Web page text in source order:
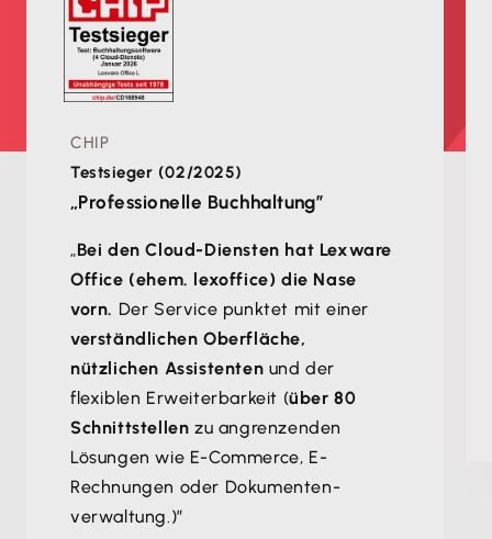
CHIP
Testsieger (02/2025)
„Professionelle Buchhaltung”
„Bei den Cloud-Diensten hat Lexware
Office (ehem. lexoffice) die Nase
vorn. Der Service punktet mit einer
verständlichen Oberfläche,
nützlichen Assistenten und der
flexiblen Erweiterbarkeit (über 80
Schnittstellen zu angrenzenden
Lösungen wie E-Commerce, E-
Rechnungen oder Dokumenten­
verwaltung.)”